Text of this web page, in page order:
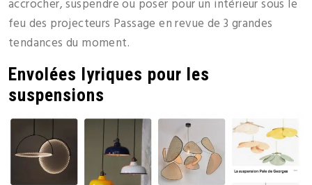
accrocher, suspendre ou poser pour un intérieur sous le
feu des projecteurs Passage en revue de 3 grandes
tendances du moment.
Envolées lyriques pour les
suspensions